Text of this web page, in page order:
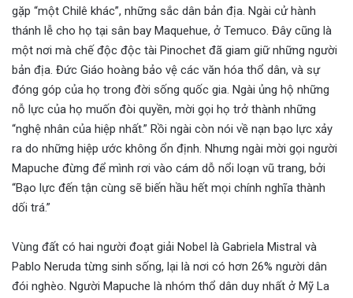
gặp “một Chilê khác”, những sắc dân bản địa. Ngài cử hành
thánh lễ cho họ tại sân bay Maquehue, ở Temuco. Đây cũng là
một nơi mà chế độc độc tài Pinochet đã giam giữ những người
bản địa. Đức Giáo hoàng bảo vệ các văn hóa thổ dân, và sự
đóng góp của họ trong đời sống quốc gia. Ngài ủng hộ những
nỗ lực của họ muốn đòi quyền, mời gọi họ trở thành những
“nghệ nhân của hiệp nhất.” Rồi ngài còn nói về nạn bạo lực xảy
ra do những hiệp ước không ổn định. Nhưng ngài mời gọi người
Mapuche đừng để mình rơi vào cám dỗ nổi loạn vũ trang, bởi
“Bạo lực đến tận cùng sẽ biến hầu hết mọi chính nghĩa thành
dối trá.”
Vùng đất có hai người đoạt giải Nobel là Gabriela Mistral và
Pablo Neruda từng sinh sống, lại là nơi có hơn 26% người dân
đói nghèo. Người Mapuche là nhóm thổ dân duy nhất ở Mỹ La